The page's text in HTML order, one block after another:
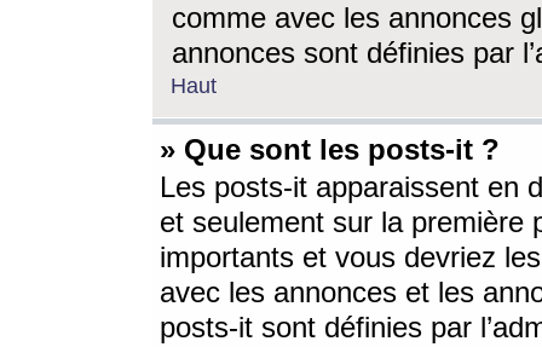
comme avec les annonces
annonces sont définies par
Haut
» Que sont les posts-it ?
Les posts-it apparaissent en
et seulement sur la première
importants et vous devriez
avec les annonces et les
posts-it sont définies par